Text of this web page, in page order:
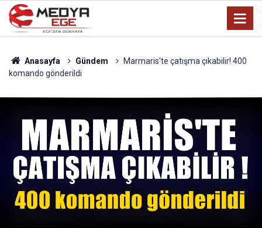
Anasayfa Gündem
Marmaris'te çatışma çıkabilir! 400
komando gönderildi